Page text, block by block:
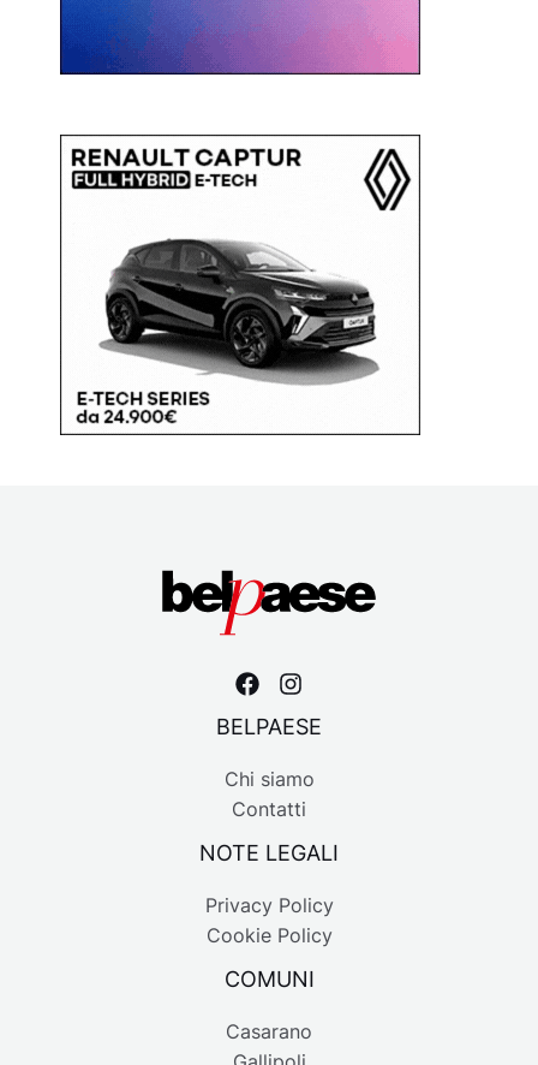
BELPAESE
Chi siamo
Contatti
NOTE LEGALI
Privacy Policy
Cookie Policy
COMUNI
Casarano